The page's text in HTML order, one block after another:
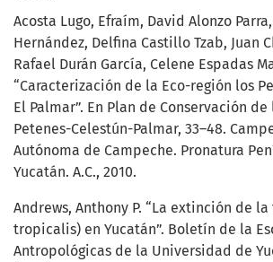
Acosta Lugo, Efraím, David Alonzo
Hernández, Delfina Castillo Tzab, Juan
Rafael Durán García, Celene Espadas
“Caracterización de la Eco-región los
El Palmar”. En Plan de Conservación
Petenes-Celestún-Palmar, 33–48.
Autónoma de Campeche. Pronatura
Yucatán. A.C., 2010.
Andrews, Anthony P. “La extinción de
tropicalis) en Yucatán”. Boletín de la
Antropológicas de la Universidad de